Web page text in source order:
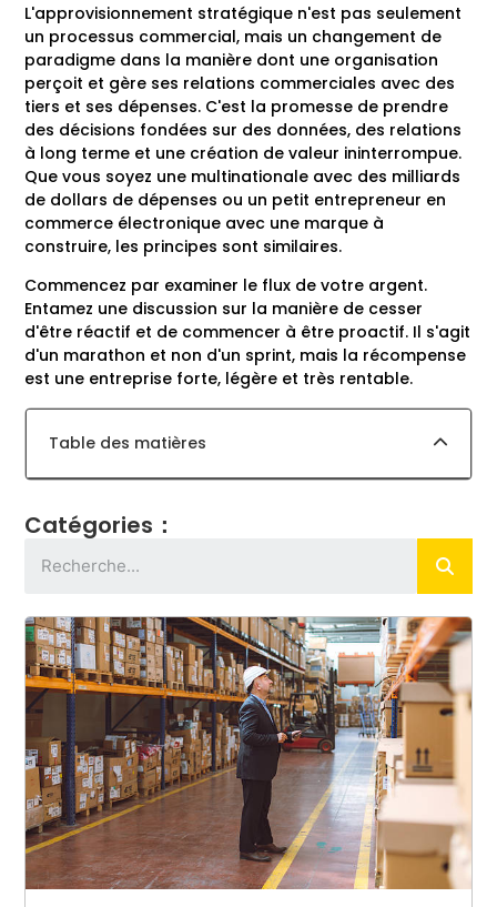
L'approvisionnement stratégique n'est pas seulement
un processus commercial, mais un changement de
paradigme dans la manière dont une organisation
perçoit et gère ses relations commerciales avec des
tiers et ses dépenses. C'est la promesse de prendre
des décisions fondées sur des données, des relations
à long terme et une création de valeur ininterrompue.
Que vous soyez une multinationale avec des milliards
de dollars de dépenses ou un petit entrepreneur en
commerce électronique avec une marque à
construire, les principes sont similaires.
Commencez par examiner le flux de votre argent.
Entamez une discussion sur la manière de cesser
d'être réactif et de commencer à être proactif. Il s'agit
d'un marathon et non d'un sprint, mais la récompense
est une entreprise forte, légère et très rentable.
Table des matières
Catégories：